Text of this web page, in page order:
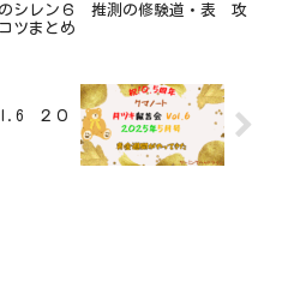
シレン６ 推測の修験道・表 攻
ツまとめ
２０